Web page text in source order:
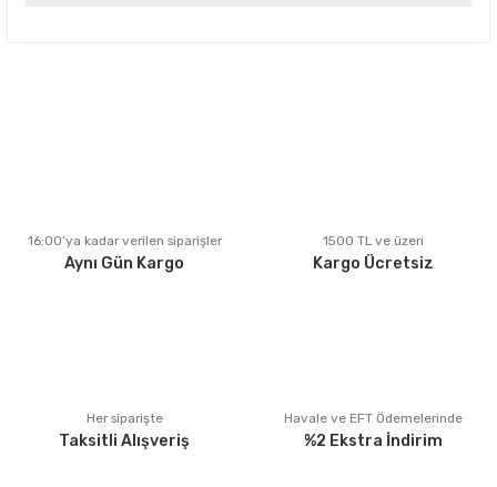
Ürün fiyatı diğer sitelerden daha pahalı.
Bu ürüne benzer farklı alternatifler olmalı.
16:00’ya kadar verilen siparişler
Aynı Gün Kargo
1500 TL ve üzeri
Kargo Ücretsiz
Her siparişte
Taksitli Alışveriş
Havale ve EFT Ödemelerinde
%2 Ekstra İndirim